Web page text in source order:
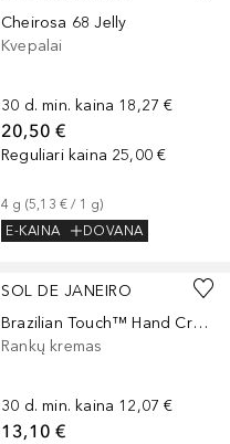
Cheirosa 68 Jelly
Kvepalai
30 d. min. kaina 18,27 €
20,50 €
Reguliari kaina 25,00 €
4 g (5,13 € / 1 g)
E-KAINA
DOVANA
SOL DE JANEIRO
Brazilian Touch™ Hand Cream
Rankų kremas
30 d. min. kaina 12,07 €
13,10 €